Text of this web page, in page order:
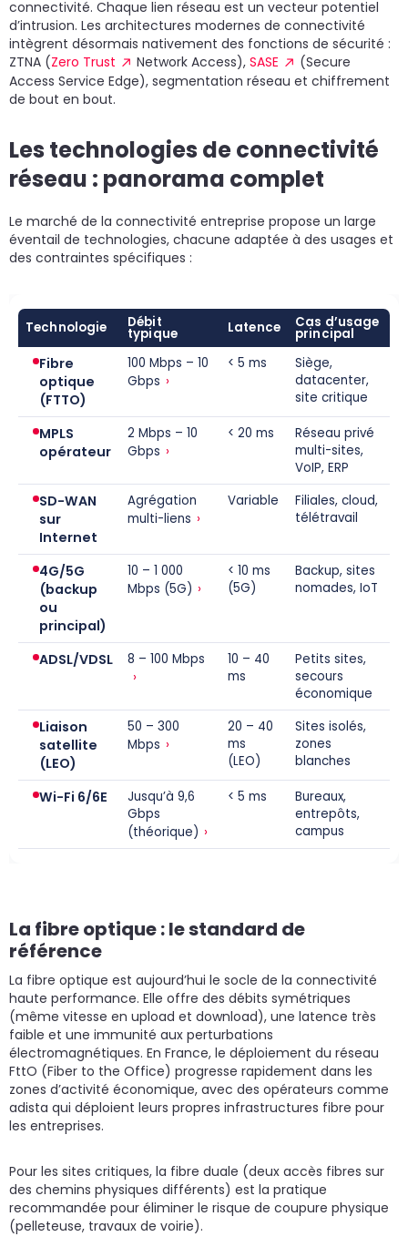
connectivité. Chaque lien réseau est un vecteur potentiel
d’intrusion. Les architectures modernes de connectivité
intègrent désormais nativement des fonctions de sécurité :
ZTNA (Zero Trust Network Access), SASE
(Secure
Access Service Edge), segmentation réseau et chiffrement
de bout en bout.
Les technologies de connectivité
réseau : panorama complet
Le marché de la connectivité entreprise propose un large
éventail de technologies, chacune adaptée à des usages et
des contraintes spécifiques :
Technologie Débit
typique Latence Cas d’usage
principal
Fibre
optique
(FTTO)
100 Mbps – 10
Gbps ›
< 5 ms
Siège,
datacenter,
site critique
MPLS
opérateur
2 Mbps – 10
Gbps ›
< 20 ms
Réseau privé
multi-sites,
VoIP, ERP
SD-WAN
sur
Internet
Agrégation
multi-liens ›
Variable
Filiales, cloud,
télétravail
4G/5G
(backup
ou
principal)
10 – 1 000
Mbps (5G) ›
< 10 ms
(5G)
Backup, sites
nomades, IoT
ADSL/VDSL 8 – 100 Mbps
›
10 – 40
ms
Petits sites,
secours
économique
Liaison
satellite
(LEO)
50 – 300
Mbps ›
20 – 40
ms
(LEO)
Sites isolés,
zones
blanches
Wi-Fi 6/6E
Jusqu’à 9,6
Gbps
(théorique) ›
< 5 ms
Bureaux,
entrepôts,
campus
La fibre optique : le standard de
référence
La fibre optique est aujourd’hui le socle de la connectivité
haute performance. Elle offre des débits symétriques
(même vitesse en upload et download), une latence très
faible et une immunité aux perturbations
électromagnétiques. En France, le déploiement du réseau
FttO (Fiber to the Office) progresse rapidement dans les
zones d’activité économique, avec des opérateurs comme
adista qui déploient leurs propres infrastructures fibre pour
les entreprises.
Pour les sites critiques, la fibre duale (deux accès fibres sur
des chemins physiques différents) est la pratique
recommandée pour éliminer le risque de coupure physique
(pelleteuse, travaux de voirie).